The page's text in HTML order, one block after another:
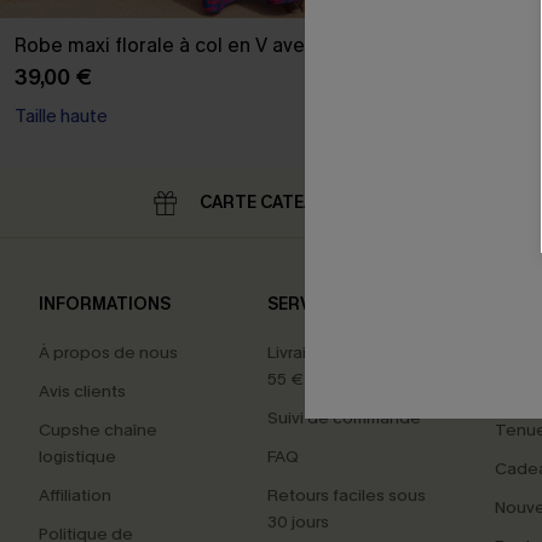
Robe maxi florale à col en V avec nœud
39,00 €
Taille haute
CARTE CATEAU
INFORMATIONS
À propos de nous
Avis clients
Cupshe chaîne
logistique
Affiliation
Politique de
SERVICES
Livraison offerte dès
55 €
Suivi de commande
FAQ
Retours faciles sous
30 jours